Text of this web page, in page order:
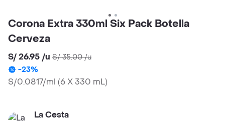
Corona Extra 330ml Six Pack Botella
Cerveza
S/ 26.95 /u S/ 35.00/u
-23%
S/0.0817/ml (6 X 330 mL)
La Cesta